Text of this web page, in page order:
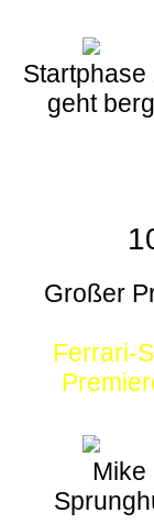
geht
Großer
Ferrari-
Mike